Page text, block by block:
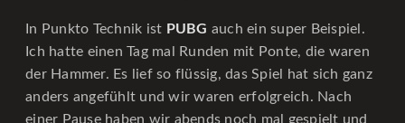
In Punkto Technik ist PUBG auch ein super Beispiel.
Ich hatte einen Tag mal Runden mit Ponte, die waren
der Hammer. Es lief so flüssig, das Spiel hat sich ganz
anders angefühlt und wir waren erfolgreich. Nach
einer Pause haben wir abends noch mal gespielt und